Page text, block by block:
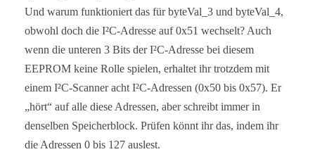
uint8_t eepromByteRead(uint16_t addr){
  uint8_t i2cAddr = I2C_ADDRESS + addr/256;
  uint8_t blockAddr = addr%256;
  Wire.beginTransmission(i2cAddr);
  Wire.write(blockAddr);
  Wire.requestFrom(I2C_ADDRESS, 1);
  byteToRead = Wire.read();
  return byteToRead;
Und warum funktioniert das für byteVal_3 und byteVal_4,
obwohl doch die I²C-Adresse auf 0x51 wechselt? Auch
wenn die unteren 3 Bits der I²C-Adresse bei diesem
EEPROM keine Rolle spielen, erhaltet ihr trotzdem mit
einem I²C-Scanner acht I²C-Adressen (0x50 bis 0x57). Er
„hört“ auf alle diese Adressen, aber schreibt immer in
denselben Speicherblock. Prüfen könnt ihr das, indem ihr
die Adressen 0 bis 127 auslest.